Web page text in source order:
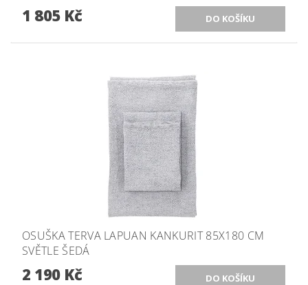
1 805 Kč
OSUŠKA TERVA LAPUAN KANKURIT 85X180 CM
SVĚTLE ŠEDÁ
2 190 Kč